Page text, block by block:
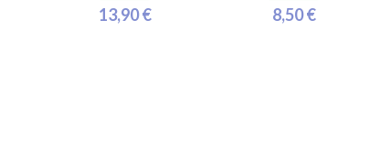
13,90 € 8,50 €